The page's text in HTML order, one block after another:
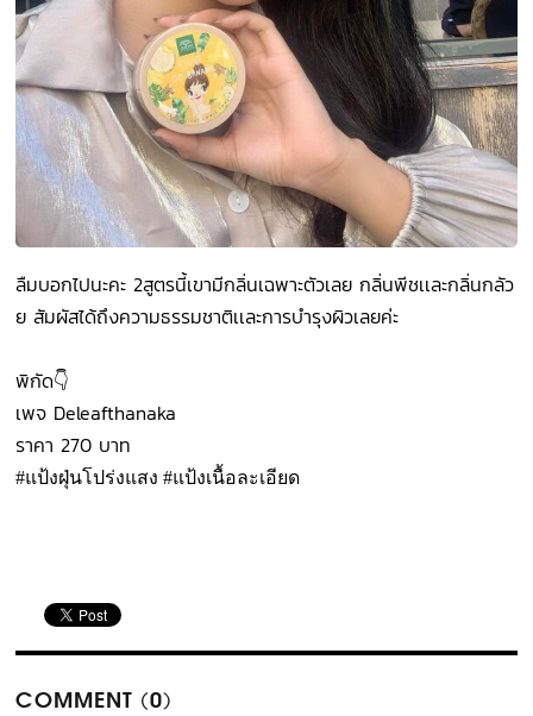
ลืมบอกไปนะคะ 2สูตรนี้เขามีกลิ่นเฉพาะตัวเลย กลิ่นพีชเเละกลิ่นกลัว
ย สัมผัสได้ถึงความธรรมชาติเเละการบำรุงผิวเลยค่ะ
พิกัด👇
เพจ Deleafthanaka
ราคา 270 บาท
#แป้งฝุ่นโปร่งแสง #แป้งเนื้อละเอียด
COMMENT (0)